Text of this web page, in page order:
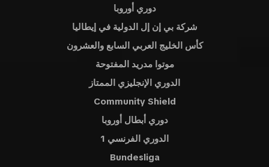
دوري أوروبا
شركة بي إن إل الدولية في إيطاليا
كأس الخليج العربي السابع والعشرون
موتوا مدريد المفتوحة
الدوري الإنجليزي الممتاز
Community Shield
دوري أبطال أوروبا
الدوري الفرنسي 1
Bundesliga